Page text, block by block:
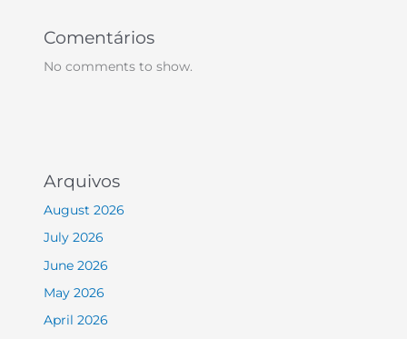
Comentários
No comments to show.
Arquivos
August 2026
July 2026
June 2026
May 2026
April 2026